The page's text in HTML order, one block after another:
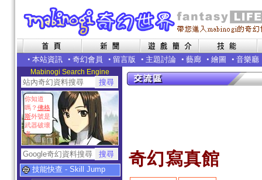
• 本站資訊 • 奇幻會員 • 留言版 • 主題討論 • 藝廊 • 繪圖 • 音樂廳
Mabinogi Search Engine
你知道
嗎？ 佛格
斯外號是
武器破壞
者
技能快查 - Skill Jump
奇幻寫真館